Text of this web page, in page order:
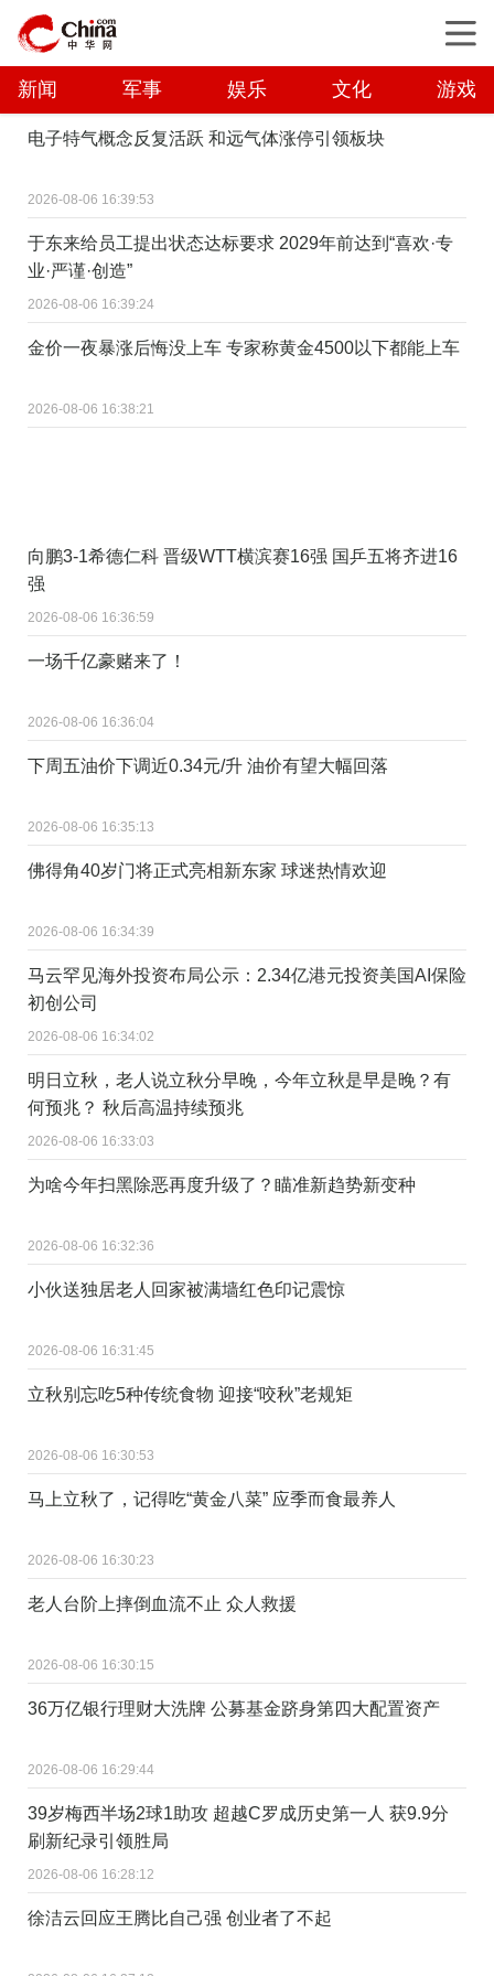
新闻 军事 娱乐 文化 游戏
电子特气概念反复活跃 和远气体涨停引领板块
2026-08-06 16:39:53
于东来给员工提出状态达标要求 2029年前达到“喜欢·专
业·严谨·创造”
2026-08-06 16:39:24
金价一夜暴涨后悔没上车 专家称黄金4500以下都能上车
2026-08-06 16:38:21
向鹏3-1希德仁科 晋级WTT横滨赛16强 国乒五将齐进16
强
2026-08-06 16:36:59
一场千亿豪赌来了！
2026-08-06 16:36:04
下周五油价下调近0.34元/升 油价有望大幅回落
2026-08-06 16:35:13
佛得角40岁门将正式亮相新东家 球迷热情欢迎
2026-08-06 16:34:39
马云罕见海外投资布局公示：2.34亿港元投资美国AI保险
初创公司
2026-08-06 16:34:02
明日立秋，老人说立秋分早晚，今年立秋是早是晚？有
何预兆？ 秋后高温持续预兆
2026-08-06 16:33:03
为啥今年扫黑除恶再度升级了？瞄准新趋势新变种
2026-08-06 16:32:36
小伙送独居老人回家被满墙红色印记震惊
2026-08-06 16:31:45
立秋别忘吃5种传统食物 迎接“咬秋”老规矩
2026-08-06 16:30:53
马上立秋了，记得吃“黄金八菜” 应季而食最养人
2026-08-06 16:30:23
老人台阶上摔倒血流不止 众人救援
2026-08-06 16:30:15
36万亿银行理财大洗牌 公募基金跻身第四大配置资产
2026-08-06 16:29:44
39岁梅西半场2球1助攻 超越C罗成历史第一人 获9.9分
刷新纪录引领胜局
2026-08-06 16:28:12
徐洁云回应王腾比自己强 创业者了不起